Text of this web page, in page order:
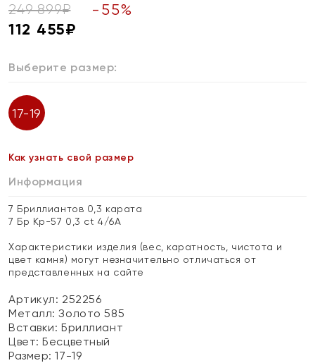
249 899₽ - 55%
112 455₽
Выберите размер:
17-19
Как узнать свой размер
Информация
7 Бриллиантов 0,3 карата
7 Бр Кр-57 0,3 ct 4/6А
Характеристики изделия (вес, каратность, чистота и
цвет камня) могут незначительно отличаться от
представленных на сайте
Артикул: 252256
Металл:Золото 585
Вставки:Бриллиант
Цвет:Бесцветный
Размер:17-19